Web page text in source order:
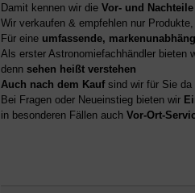
Damit kennen wir die Vor- und Nachteile
Wir verkaufen & empfehlen nur
Für eine umfassende,
Als erster Astronomiefachhändler bieten
denn sehen heißt verstehen
Auch nach dem Kaufsind wir für Sie da
Bei Fragen oder Neueinstieg bieten wir
in besonderen Fällen auch Vor-Ort-